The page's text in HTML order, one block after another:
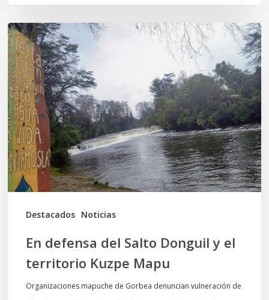
Destacados Noticias
En
defensa
del
Salto
Donguil
y
el
territorio
Kuzpe
Mapu
En defensa del Salto Donguil y el
territorio Kuzpe Mapu
Organizaciones mapuche de Gorbea denuncian vulneración de